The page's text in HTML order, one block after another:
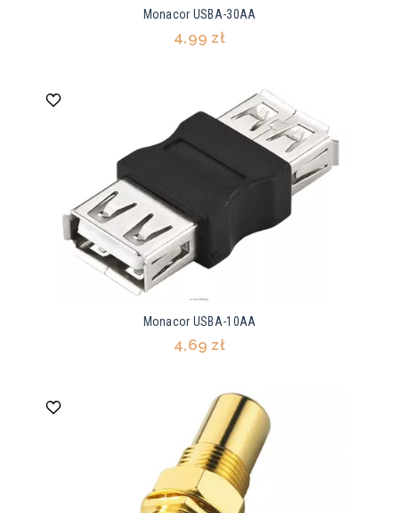
Monacor USBA-30AA
4,99 zł
Monacor USBA-10AA
4,69 zł